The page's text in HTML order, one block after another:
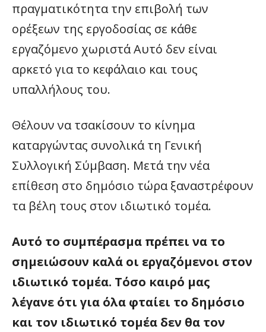
πραγματικότητα την επιβολή των
ορέξεων της εργοδοσίας σε κάθε
εργαζόμενο χωριστά Αυτό δεν είναι
αρκετό για το κεφάλαιο και τους
υπαλλήλους του.
Θέλουν να τσακίσουν το κίνημα
καταργώντας συνολικά τη Γενική
Συλλογική Σύμβαση. Μετά την νέα
επίθεση στο δημόσιο τώρα ξαναστρέφουν
τα βέλη τους στον ιδιωτικό τομέα.
Αυτό το συμπέρασμα πρέπει να το
σημειώσουν καλά οι εργαζόμενοι στον
ιδιωτικό τομέα. Τόσο καιρό μας
λέγανε ότι για όλα φταίει το δημόσιο
και τον ιδιωτικό τομέα δεν θα τον